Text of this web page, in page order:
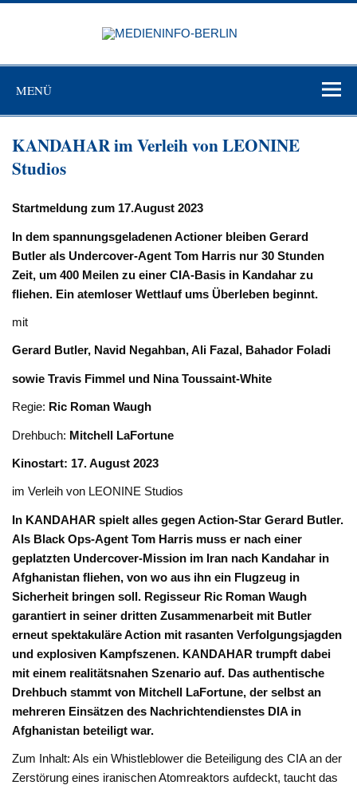
Zum
MENÜ
KANDAHAR im Verleih von LEONINE
Studios
Startmeldung zum 17.August 2023
In dem spannungsgeladenen Actioner bleiben Gerard
Butler als Undercover-Agent Tom Harris nur 30 Stunden
Zeit, um 400 Meilen zu einer CIA-Basis in Kandahar zu
fliehen. Ein atemloser Wettlauf ums Überleben beginnt.
mit
Gerard Butler, Navid Negahban, Ali Fazal, Bahador Foladi
sowie Travis Fimmel und Nina Toussaint-White
Regie: Ric Roman Waugh
Drehbuch: Mitchell LaFortune
Kinostart: 17. August 2023
im Verleih von LEONINE Studios
In KANDAHAR spielt alles gegen Action-Star Gerard Butler.
Als Black Ops-Agent Tom Harris muss er nach einer
geplatzten Undercover-Mission im Iran nach Kandahar in
Afghanistan fliehen, von wo aus ihn ein Flugzeug in
Sicherheit bringen soll. Regisseur Ric Roman Waugh
garantiert in seiner dritten Zusammenarbeit mit Butler
erneut spektakuläre Action mit rasanten Verfolgungsjagden
und explosiven Kampfszenen. KANDAHAR trumpft dabei
mit einem realitätsnahen Szenario auf. Das authentische
Drehbuch stammt von Mitchell LaFortune, der selbst an
mehreren Einsätzen des Nachrichtendienstes DIA in
Afghanistan beteiligt war.
Zum Inhalt: Als ein Whistleblower die Beteiligung des CIA an der
Zerstörung eines iranischen Atomreaktors aufdeckt, taucht das